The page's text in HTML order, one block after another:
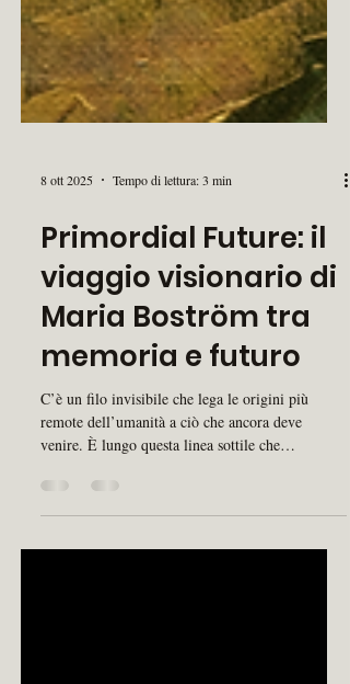
8 ott 2025 Tempo di lettura: 3 min
Primordial Future: il
viaggio visionario di
Maria Boström tra
memoria e futuro
C’è un filo invisibile che lega le origini più
remote dell’umanità a ciò che ancora deve
incontriamo l’arte di Maria Boström, artista
finlandese che con la sua prima personale a